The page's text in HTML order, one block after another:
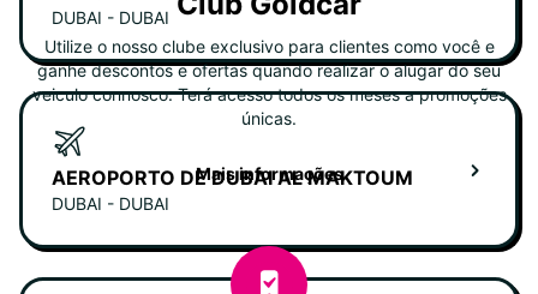
DUBAI - DUBAI
AEROPORTO DE DUBAI AL MAKTOUM
DUBAI - DUBAI
Utilize o nosso clube exclusivo para clientes como você e
ganhe descontos e ofertas quando realizar o alugar do seu
veiculo connosco. Terá acesso todos os meses a promoções
únicas.
Mais informações